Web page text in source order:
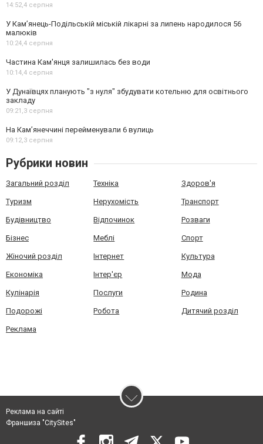
14:52,4 серпня
У Кам’янець-Подільській міській лікарні за липень народилося 56
малюків
10:24,4 серпня
Частина Кам'янця залишилась без води
10:14,4 серпня
У Дунаївцях планують "з нуля" збудувати котельню для освітнього
закладу
09:21,3 серпня
На Камʼянеччині перейменували 6 вулиць
09:12,3 серпня
Рубрики новин
Загальний розділ Техніка Здоров'я
Туризм Нерухомість Транспорт
Будівництво Відпочинок Розваги
Бізнес Меблі Спорт
Жіночий розділ Інтернет Культура
Економіка Інтер'єр Мода
Кулінарія Послуги Родина
Подорожі Робота Дитячий розділ
Реклама
Реклама на сайті
Франшиза "CitySites"